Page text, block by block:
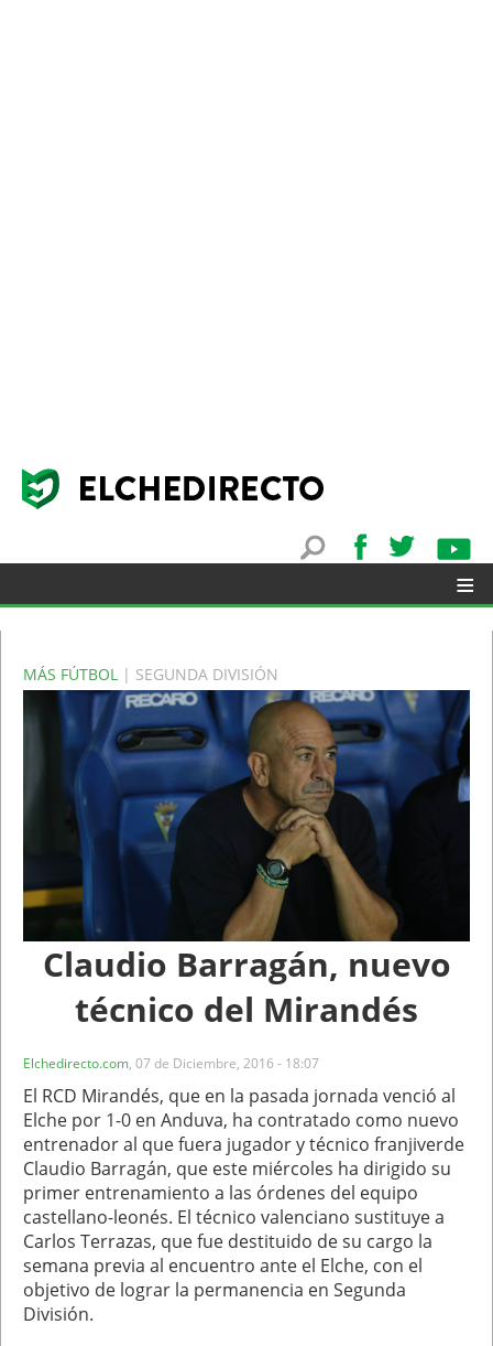
≡
▼
MÁS FÚTBOL | SEGUNDA DIVISIÓN
Claudio Barragán, nuevo
técnico del Mirandés
Elchedirecto.com, 07 de Diciembre, 2016 - 18:07
El RCD Mirandés, que en la pasada jornada venció al
Elche por 1-0 en Anduva, ha contratado como nuevo
entrenador al que fuera jugador y técnico franjiverde
Claudio Barragán, que este miércoles ha dirigido su
primer entrenamiento a las órdenes del equipo
castellano-leonés. El técnico valenciano sustituye a
Carlos Terrazas, que fue destituido de su cargo la
semana previa al encuentro ante el Elche, con el
objetivo de lograr la permanencia en Segunda
División.